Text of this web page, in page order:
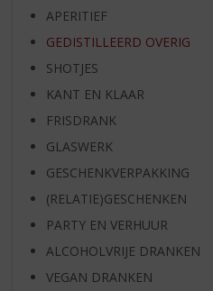
APERITIEF
GEDISTILLEERD OVERIG
SHOTJES
KANT EN KLAAR
FRISDRANK
GLASWERK
GESCHENKVERPAKKING
(RELATIE)GESCHENKEN
PARTY EN VERHUUR
ALCOHOLVRIJE DRANKEN
VEGAN DRANKEN